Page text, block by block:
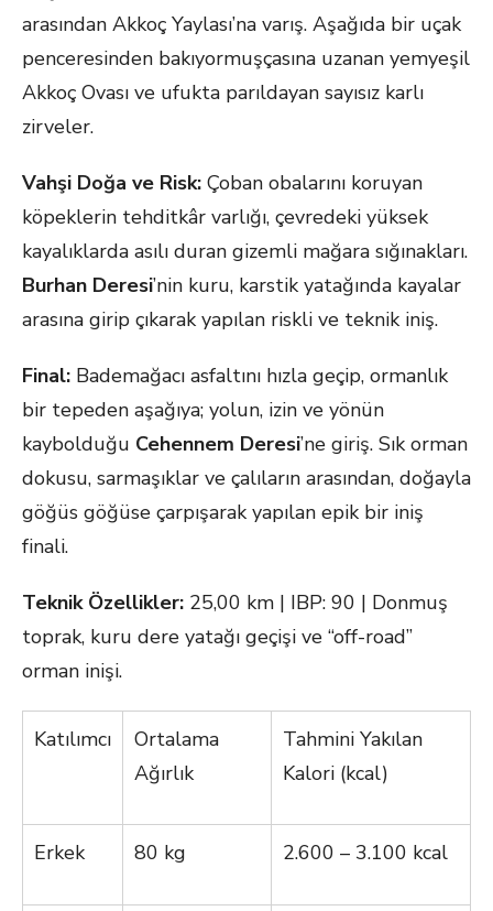
arasından Akkoç Yaylası’na varış. Aşağıda bir uçak
penceresinden bakıyormuşçasına uzanan yemyeşil
Akkoç Ovası ve ufukta parıldayan sayısız karlı
zirveler.
Vahşi Doğa ve Risk: Çoban obalarını koruyan
köpeklerin tehditkâr varlığı, çevredeki yüksek
kayalıklarda asılı duran gizemli mağara sığınakları.
Burhan Deresi’nin kuru, karstik yatağında kayalar
arasına girip çıkarak yapılan riskli ve teknik iniş.
Final: Bademağacı asfaltını hızla geçip, ormanlık
bir tepeden aşağıya; yolun, izin ve yönün
kaybolduğu Cehennem Deresi’ne giriş. Sık orman
dokusu, sarmaşıklar ve çalıların arasından, doğayla
göğüs göğüse çarpışarak yapılan epik bir iniş
finali.
Teknik Özellikler: 25,00 km | IBP: 90 | Donmuş
toprak, kuru dere yatağı geçişi ve “off-road”
orman inişi.
Katılımcı
Ortalama
Ağırlık
Tahmini Yakılan
Kalori (kcal)
Erkek 80 kg 2.600 – 3.100 kcal